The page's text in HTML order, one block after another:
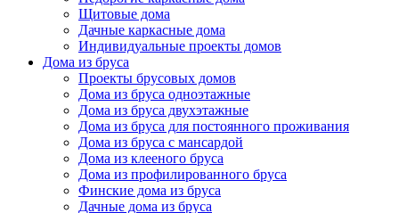
Щитовые дома
Дачные каркасные дома
Индивидуальные проекты домов
Дома из бруса
Проекты брусовых домов
Дома из бруса одноэтажные
Дома из бруса двухэтажные
Дома из бруса для постоянного проживания
Дома из бруса с мансардой
Дома из клееного бруса
Дома из профилированного бруса
Финские дома из бруса
Дачные дома из бруса